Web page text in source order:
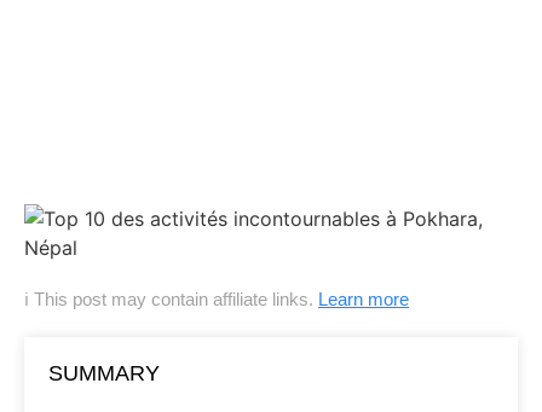
ℹ This post may contain affiliate links. Learn more
SUMMARY